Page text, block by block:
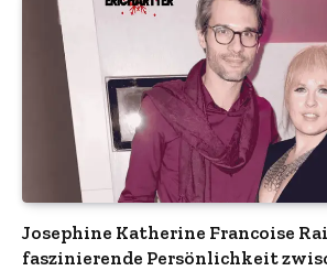
Josephine Katherine Francoise
faszinierende Persönlichkeit